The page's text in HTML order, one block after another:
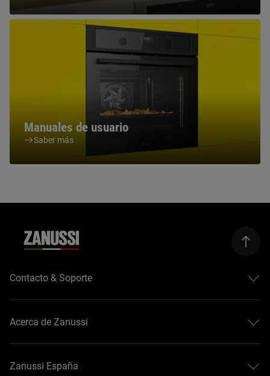
Manuales de usuario
Saber más
Contacto & Soporte
Registra tu producto
Descargar manuales
Garantía Zanussi
Acerca de Zanussi
Guías de compra
Zanussi España